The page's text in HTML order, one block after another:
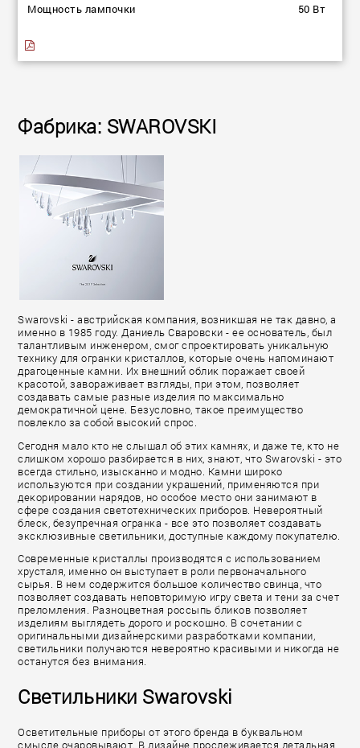
Мощность лампочки
50 Вт
Фабрика: SWAROVSKI
Swarovski - австрийская компания, возникшая не так давно, а
именно в 1985 году. Даниель Сваровски - ее основатель, был
талантливым инженером, смог спроектировать уникальную
технику для огранки кристаллов, которые очень напоминают
драгоценные камни. Их внешний облик поражает своей
красотой, завораживает взгляды, при этом, позволяет
создавать самые разные изделия по максимально
демократичной цене. Безусловно, такое преимущество
повлекло за собой высокий спрос.
Сегодня мало кто не слышал об этих камнях, и даже те, кто не
слишком хорошо разбирается в них, знают, что Swarovski - это
всегда стильно, изысканно и модно. Камни широко
используются при создании украшений, применяются при
декорировании нарядов, но особое место они занимают в
сфере создания светотехнических приборов. Невероятный
блеск, безупречная огранка - все это позволяет создавать
эксклюзивные светильники, доступные каждому покупателю.
Современные кристаллы производятся с использованием
хрусталя, именно он выступает в роли первоначального
сырья. В нем содержится большое количество свинца, что
позволяет создавать неповторимую игру света и тени за счет
преломления. Разноцветная россыпь бликов позволяет
изделиям выглядеть дорого и роскошно. В сочетании с
оригинальными дизайнерскими разработками компании,
светильники получаются невероятно красивыми и никогда не
останутся без внимания.
Светильники Swarovski
Осветительные приборы от этого бренда в буквальном
смысле очаровывают. В дизайне прослеживается детальная